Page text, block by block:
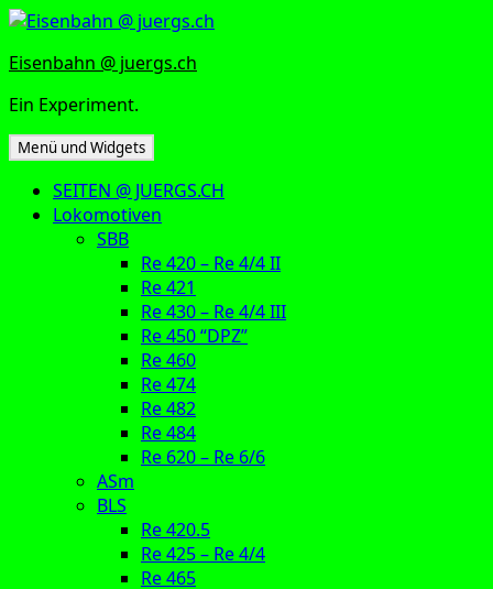
Zum
springen
Eisenbahn @ juergs.ch
Ein Experiment.
Menü und Widgets
SEITEN @ JUERGS.CH
Lokomotiven
SBB
Re 420 – Re 4/4 II
Re 421
Re 430 – Re 4/4 III
Re 450 “DPZ”
Re 460
Re 474
Re 482
Re 484
Re 620 – Re 6/6
ASm
BLS
Re 420.5
Re 425 – Re 4/4
Re 465